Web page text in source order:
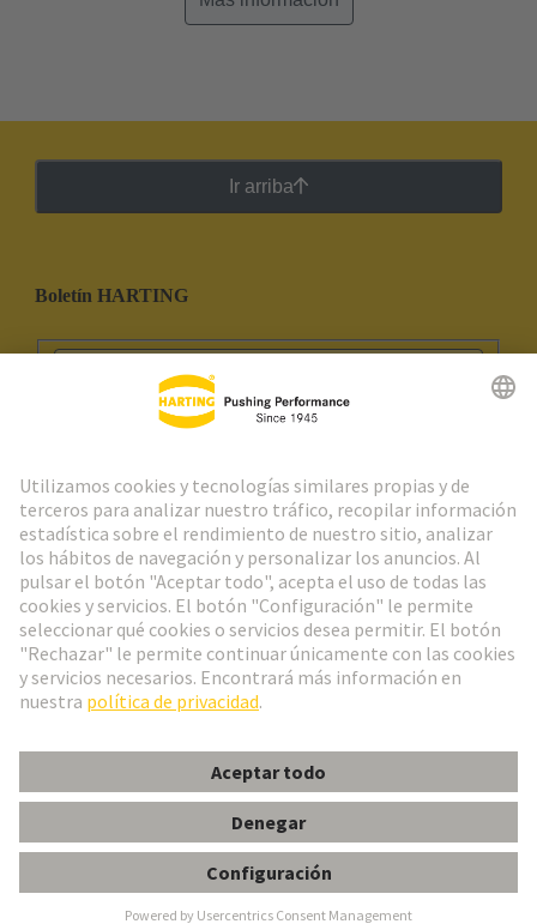
Ir arriba
Boletín HARTING
Ir al registro
Social Media
España Español
© Grupo Tecnológico HARTING
ImprintPolítica de privacidad
Configuración de cookies
Información al cliente